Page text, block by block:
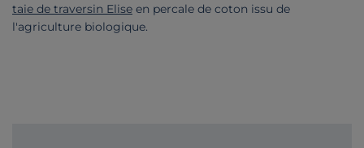
taie de traversin Elise en percale de coton issu de
l'agriculture biologique.